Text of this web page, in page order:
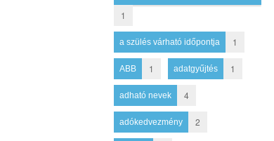
1
a szülés várható időpontja 1
ABB 1 adatgyűjtés 1
adható nevek 4
adókedvezmény 2